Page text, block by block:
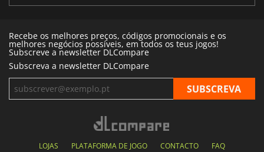
Recebe os melhores preços, códigos promocionais e os
melhores negócios possíveis, em todos os teus jogos!
Subscreve a newsletter DLCompare
Subscreva a newsletter DLCompare
LOJAS PLATAFORMA DE JOGO CONTACTO FAQ